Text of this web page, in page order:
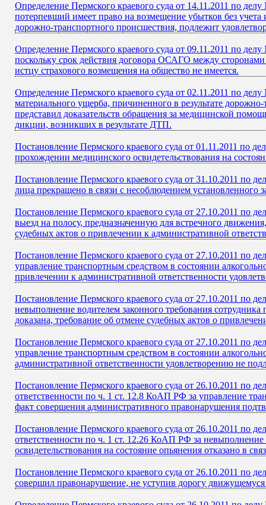
Определение Пермского краевого суда от 14.11.2011 по
потерпевший имеет право на возмещение убытков без
дорожно-транспортного происшествия, подлежит
Определение Пермского краевого суда от 09.11.2011 по
поскольку срок действия договора ОСАГО между
истцу страхового возмещения на общество не имеется.
Определение Пермского краевого суда от 02.11.2011 по
материального ущерба, причиненного в результате
представил доказательств обращения за медицинской
дикции, возникших в результате ДТП.
Постановление Пермского краевого суда от 01.11.2011 по
прохождении медицинского освидетельствования на
Постановление Пермского краевого суда от 31.10.2011 по
лица прекращено в связи с несоблюдением установленного
Постановление Пермского краевого суда от 27.10.2011 по
выезд на полосу, предназначенную для встречного
судебных актов о привлечении к административной
Постановление Пермского краевого суда от 27.10.2011 по
управление транспортным средством в состоянии
привлечении к административной ответственности
Постановление Пермского краевого суда от 27.10.2011 по
невыполнение водителем законного требования
доказана, требование об отмене судебных актов о
Постановление Пермского краевого суда от 27.10.2011 по
управление транспортным средством в состоянии
административной ответственности удовлетворению не
Постановление Пермского краевого суда от 26.10.2011 по
ответственности по ч. 1 ст. 12.8 КоАП РФ за управление
факт совершения административного правонарушения
Постановление Пермского краевого суда от 26.10.2011 по
ответственности по ч. 1 ст. 12.26 КоАП РФ за
освидетельствования на состояние опьянения отказано в
Постановление Пермского краевого суда от 26.10.2011 по
совершил правонарушение, не уступив дорогу движущемуся